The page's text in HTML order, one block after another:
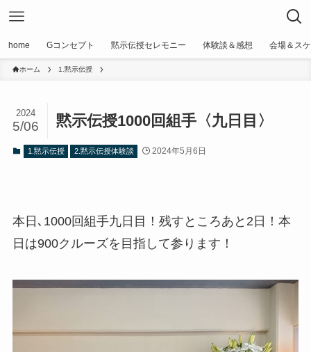
home Gコンセプト 黙示伝授セレモニー 体験談＆感想 会場＆ス
ホーム 1.黙示伝授
黙示伝授1000回組手〈九日目〉
2024
5/06
1.黙示伝授 2.黙示伝授体験談 2024年5月6日
本日､1000回組手九日目！残すところあと2日！本
日は900クルーズを目指して参ります！